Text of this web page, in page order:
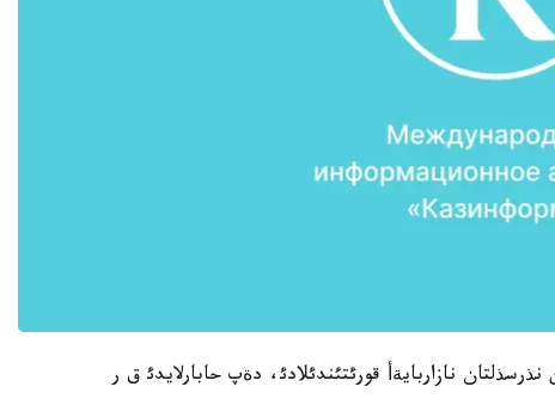
نازاربايةأ قورئتئندئلادئ، دةپ حابارلايدئ ق ر